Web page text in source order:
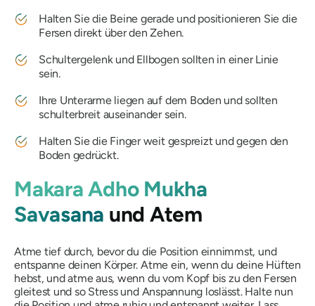
Halten Sie die Beine gerade und positionieren Sie die
Fersen direkt über den Zehen.
Schultergelenk und Ellbogen sollten in einer Linie
sein.
Ihre Unterarme liegen auf dem Boden und sollten
schulterbreit auseinander sein.
Halten Sie die Finger weit gespreizt und gegen den
Boden gedrückt.
Makara Adho Mukha
Savasana und Atem
Atme tief durch, bevor du die Position einnimmst, und
entspanne deinen Körper. Atme ein, wenn du deine Hüften
hebst, und atme aus, wenn du vom Kopf bis zu den Fersen
gleitest und so Stress und Anspannung loslässt. Halte nun